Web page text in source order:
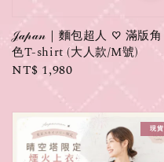
𝒥𝒶𝓅𝒶𝓃｜麵包超人 ♡ 滿版角
色T-shirt (大人款/M號)
Regular
NT$ 1,980
現貨